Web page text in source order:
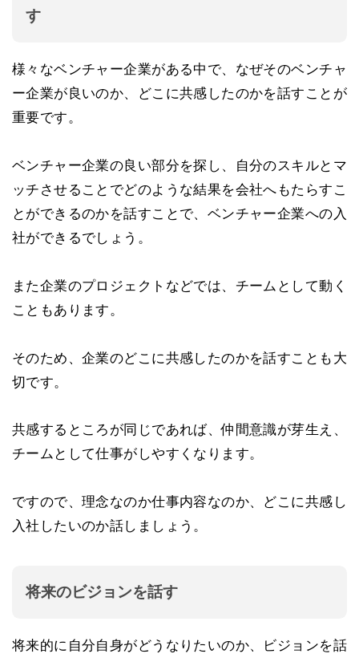
す
様々なベンチャー企業がある中で、なぜそのベンチャ
ー企業が良いのか、どこに共感したのかを話すことが
重要です。
ベンチャー企業の良い部分を探し、自分のスキルとマ
ッチさせることでどのような結果を会社へもたらすこ
とができるのかを話すことで、ベンチャー企業への入
社ができるでしょう。
また企業のプロジェクトなどでは、チームとして動く
こともあります。
そのため、企業のどこに共感したのかを話すことも大
切です。
共感するところが同じであれば、仲間意識が芽生え、
チームとして仕事がしやすくなります。
ですので、理念なのか仕事内容なのか、どこに共感し
入社したいのか話しましょう。
将来のビジョンを話す
将来的に自分自身がどうなりたいのか、ビジョンを話